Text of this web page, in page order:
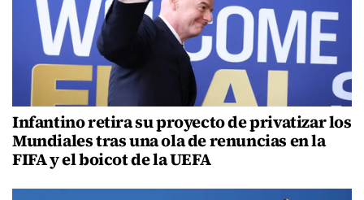
Infantino retira su proyecto de privatizar los
Mundiales tras una ola de renuncias en la
FIFA y el boicot de la UEFA